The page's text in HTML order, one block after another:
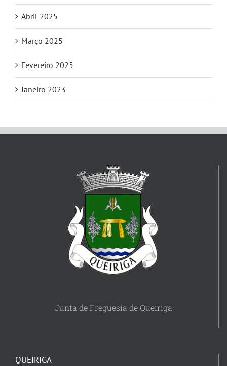
Abril 2025
Março 2025
Fevereiro 2025
Janeiro 2023
Junta de Freguesia de Queiriga
QUEIRIGA